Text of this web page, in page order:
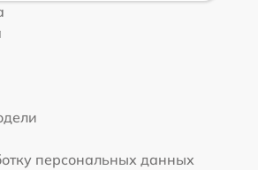
персональных данных